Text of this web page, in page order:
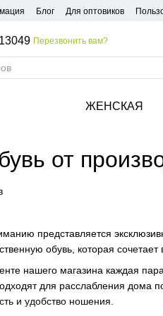
Блог Для оптовиков
Перезвонить вам?
ЖЕНСКАЯ
от
представляется
обувь, которая
нашего магазина каждая
для расслабления дома
и удобство ношения.